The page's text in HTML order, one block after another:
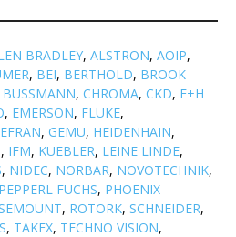
BRADLEY, ALSTRON, AOIP,
, BEI, BERTHOLD, BROOK
BUSSMANN, CHROMA, CKD, E+H
, EMERSON, FLUKE,
, GEMU, HEIDENHAIN,
, IFM, KUEBLER, LEINE LINDE,
, NIDEC, NORBAR, NOVOTECHNIK,
PEPPERL FUCHS, PHOENIX
, ROTORK, SCHNEIDER,
, TAKEX, TECHNO VISION,